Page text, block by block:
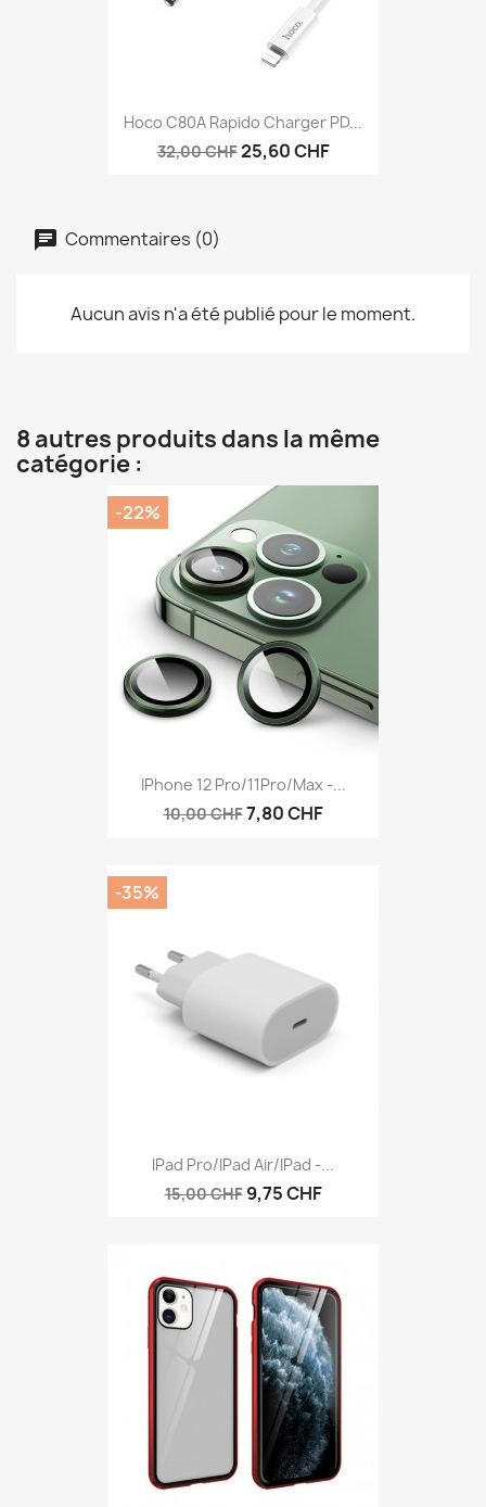
Hoco C80A Rapido Charger PD...
32,00 CHF25,60 CHF
Commentaires (0)
Aucun avis n'a été publié pour le moment.
8 autres produits dans la même
catégorie :
IPhone 12 Pro/11Pro/Max -...
10,00 CHF7,80 CHF
-22%
IPad Pro/iPad Air/iPad -...
15,00 CHF 9,75 CHF
-35%